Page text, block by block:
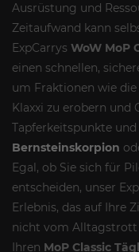
Ausrüstung und
Zeitaufwand kann
ExpCarrys WoW MoP
einen schnellen,
um Fraktionen wie die
Klaxxi zu erobern und
Tapferkeitspunkte
Bernsteinskorpion
Egal, ob Sie sich für
entscheiden, unser
Erlebnis, das auf Ihre
nicht vom Alltagstrott
Ihren MoP Classic